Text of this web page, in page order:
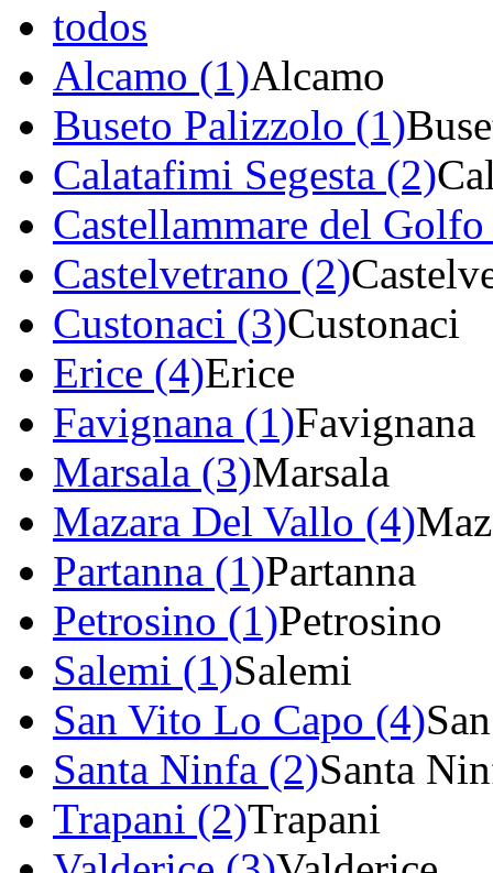
todos
Alcamo (1)Alcamo
Buseto Palizzolo (1)
Calatafimi Segesta (2)
Castellammare del
Castelvetrano (2)
Custonaci (3)Custonaci
Erice (4)Erice
Favignana (1)Favignana
Marsala (3)Marsala
Mazara Del Vallo (4)
Partanna (1)Partanna
Petrosino (1)Petrosino
Salemi (1)Salemi
San Vito Lo Capo (4)
Santa Ninfa (2)Santa
Trapani (2)Trapani